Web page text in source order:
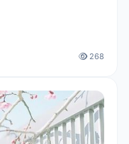
268